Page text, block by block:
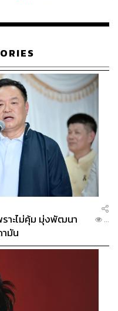
าะไม่คุ้ม มุ่งพัฒนา
มัน
...